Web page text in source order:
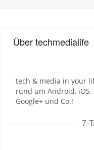
Über techmedialife
tech & media in your
rund um Android, iOS,
Google+ und Co.!
7-